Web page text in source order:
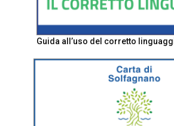
Guida all’uso del corretto